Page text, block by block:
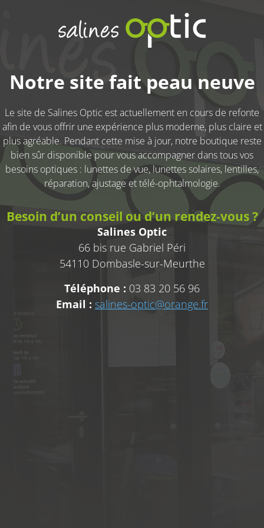
Notre site fait peau neuve
Le site de Salines Optic est actuellement en cours de refonte
afin de vous offrir une expérience plus moderne, plus claire et
plus agréable. Pendant cette mise à jour, notre boutique reste
bien sûr disponible pour vous accompagner dans tous vos
besoins optiques : lunettes de vue, lunettes solaires, lentilles,
réparation, ajustage et télé-ophtalmologie.
Besoin d’un conseil ou d’un rendez-vous ?
Salines Optic
66 bis rue Gabriel Péri
54110 Dombasle-sur-Meurthe
Téléphone : 03 83 20 56 96
Email : salines-optic@orange.fr